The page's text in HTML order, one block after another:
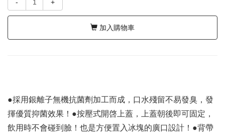
- +
加入購物車
●採用銀離子無機抗菌劑加工而成，口水殘留不易發臭，發
揮優質抑菌效果！●按壓式開啓上蓋，上蓋朝後即可固定，
飲用時不會碰到臉！也是方便置入冰塊的廣口設計！●背帶